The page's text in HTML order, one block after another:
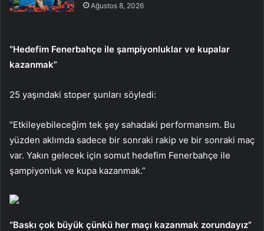
Ağustos 8, 2026
“Hedefim Fenerbahçe ile şampiyonluklar ve kupalar
kazanmak”
25 yaşındaki stoper şunları söyledi:
“Etkileyebileceğim tek şey sahadaki performansım. Bu
yüzden aklımda sadece bir sonraki rakip ve bir sonraki maç
var. Yakın gelecek için somut hedefim Fenerbahçe ile
şampiyonluk ve kupa kazanmak.”
“Baskı çok büyük çünkü her maçı kazanmak zorundayız”